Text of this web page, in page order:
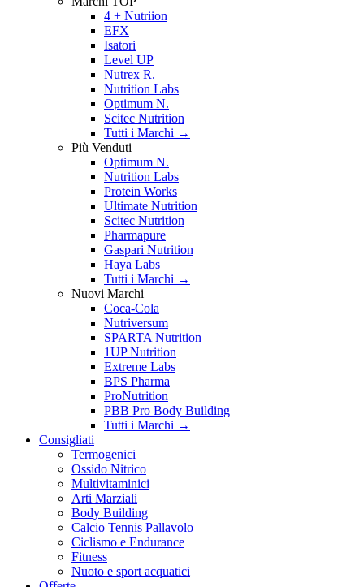
4 + Nutriion
EFX
Isatori
Level UP
Nutrex R.
Nutrition Labs
Optimum N.
Scitec Nutrition
Tutti i Marchi →
Più Venduti
Optimum N.
Nutrition Labs
Protein Works
Ultimate Nutrition
Scitec Nutrition
Pharmapure
Gaspari Nutrition
Haya Labs
Tutti i Marchi →
Nuovi Marchi
Coca-Cola
Nutriversum
SPARTA Nutrition
1UP Nutrition
Extreme Labs
BPS Pharma
ProNutrition
PBB Pro Body Building
Tutti i Marchi →
Consigliati
Termogenici
Ossido Nitrico
Multivitaminici
Arti Marziali
Body Building
Calcio Tennis Pallavolo
Ciclismo e Endurance
Fitness
Nuoto e sport acquatici